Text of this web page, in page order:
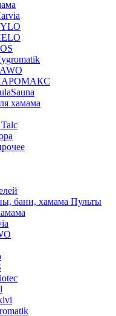
ПАРОМАКС
хамама
Пульты